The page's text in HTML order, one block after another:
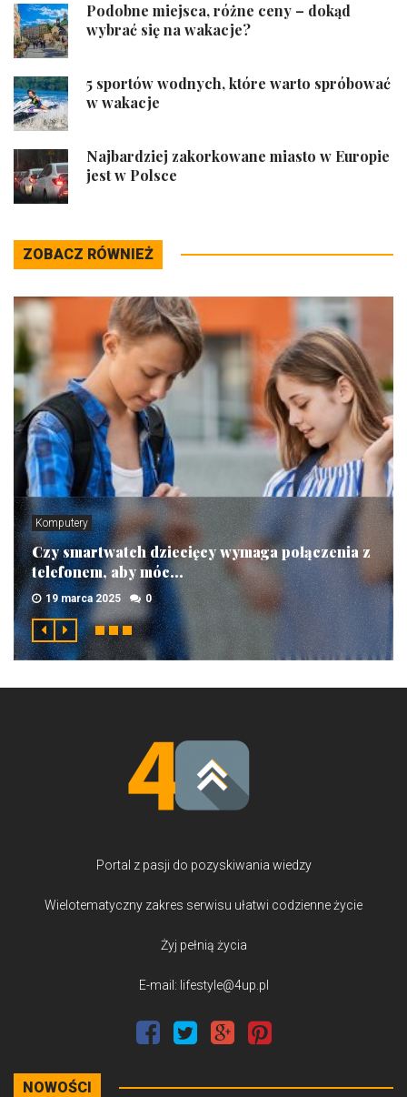
Podobne miejsca, różne ceny – dokąd
wybrać się na wakacje?
5 sportów wodnych, które warto spróbować
w wakacje
Najbardziej zakorkowane miasto w Europie
jest w Polsce
ZOBACZ RÓWNIEŻ
Komputery
Czy smartwatch dziecięcy wymaga połączenia z
telefonem, aby móc...
19 marca 2025 0
Portal z pasji do pozyskiwania wiedzy
Wielotematyczny zakres serwisu ułatwi codzienne życie
Żyj pełnią życia
E-mail: lifestyle@4up.pl
NOWOŚCI